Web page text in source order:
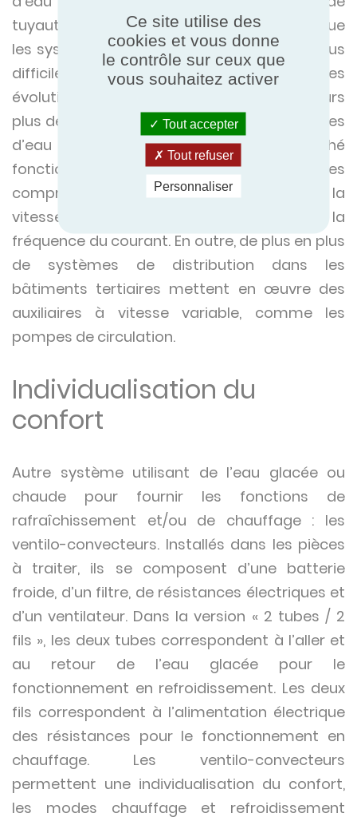
tuyauteries de diamètre plus importants que
les systèmes à détente directe et de fait plus
difficiles à mettre en place dans l’existant. Les
évolutions des matériels tendant vers toujours
plus de performance énergétique, les groupes
d’eau glacée existant sur le marché
fonctionnent pour la plupart avec des
compresseurs Inverter afin d’adapter la
vitesse selon la demande, en variant la
fréquence du courant. En outre, de plus en plus
de systèmes de distribution dans les
bâtiments tertiaires mettent en œuvre des
auxiliaires à vitesse variable, comme les
pompes de circulation.
Individualisation du
confort
Autre système utilisant de l’eau glacée ou
chaude pour fournir les fonctions de
rafraîchissement et/ou de chauffage : les
ventilo-convecteurs. Installés dans les pièces
à traiter, ils se composent d’une batterie
froide, d’un filtre, de résistances électriques et
d’un ventilateur. Dans la version « 2 tubes / 2
fils », les deux tubes correspondent à l’aller et
au retour de l’eau glacée pour le
fonctionnement en refroidissement. Les deux
fils correspondent à l’alimentation électrique
des résistances pour le fonctionnement en
chauffage. Les ventilo-convecteurs
permettent une individualisation du confort,
les modes chauffage et refroidissement
Ce site utilise des
cookies et vous donne
le contrôle sur ceux que
vous souhaitez activer
Tout accepter
Tout refuser
Personnaliser